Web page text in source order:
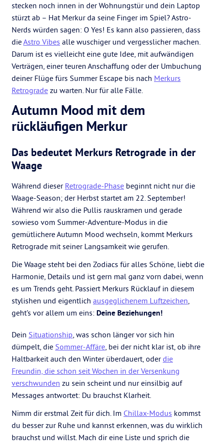
stecken noch innen in der Wohnungstür und dein Laptop
stürzt ab – Hat Merkur da seine Finger im Spiel? Astro-
Nerds würden sagen: O Yes! Es kann also passieren, dass
dieAstro Vibes alle wuschiger und vergesslicher machen.
Darum ist es vielleicht eine gute Idee, mit aufwändigen
Verträgen, einer teuren Anschaffung oder der Umbuchung
deiner Flüge fürs Summer Escape bis nach Merkurs
Retrograde zu warten. Nur für alle Fälle.
Autumn Mood mit dem
rückläufigen Merkur
Das bedeutet Merkurs Retrograde in der
Waage
Während dieser Retrograde-Phase beginnt nicht nur die
Waage-Season; der Herbst startet am 22. September!
Während wir also die Pullis rauskramen und gerade
sowieso vom Summer-Adventure-Modus in die
gemütlichere Autumn Mood wechseln, kommt Merkurs
Retrograde mit seiner Langsamkeit wie gerufen.
Die Waage steht bei den Zodiacs für alles Schöne, liebt die
Harmonie, Details und ist gern mal ganz vorn dabei, wenn
es um Trends geht. Passiert Merkurs Rücklauf in diesem
stylishen und eigentlich ausgeglichenem Luftzeichen,
geht’s vor allem um eins: Deine Beziehungen!
Dein Situationship, was schon länger vor sich hin
dümpelt, die Sommer-Affäre, bei der nicht klar ist, ob ihre
Haltbarkeit auch den Winter überdauert, oderdie
Freundin, die schon seit Wochen in der Versenkung
verschwunden zu sein scheint und nur einsilbig auf
Messages antwortet: Du brauchst Klarheit.
Nimm dir erstmal Zeit für dich. Im Chillax-Modus kommst
du besser zur Ruhe und kannst erkennen, was du wirklich
brauchst und willst. Mach dir eine Liste und sprich die